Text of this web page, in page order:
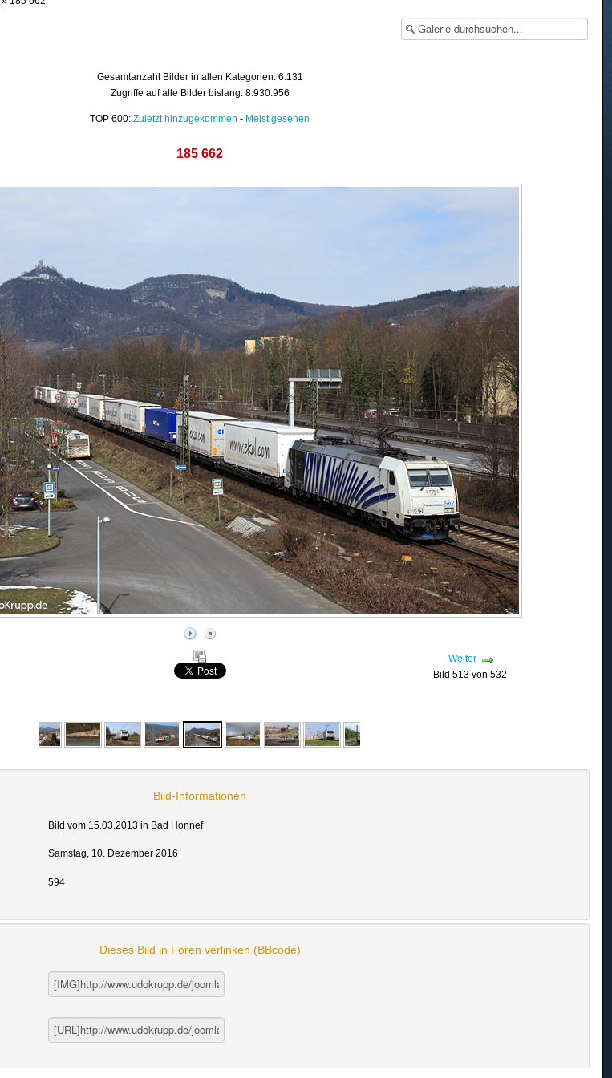
Gesamtanzahl Bilder in allen Kategorien: 6.131
Zugriffe auf alle Bilder bislang: 8.930.956
TOP 600:Zuletzt hinzugekommen - Meist gesehen
185 662
Weiter
Bild 513 von 532
Bild-Informationen
Bild vom 15.03.2013 in Bad Honnef
Samstag, 10. Dezember 2016
594
Dieses Bild in Foren verlinken (BBcode)